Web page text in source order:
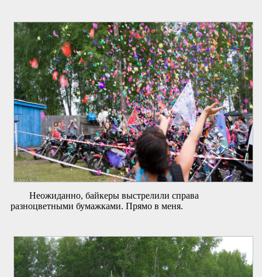
Неожиданно, байкеры выстрелили справа
разноцветными бумажками. Прямо в меня.